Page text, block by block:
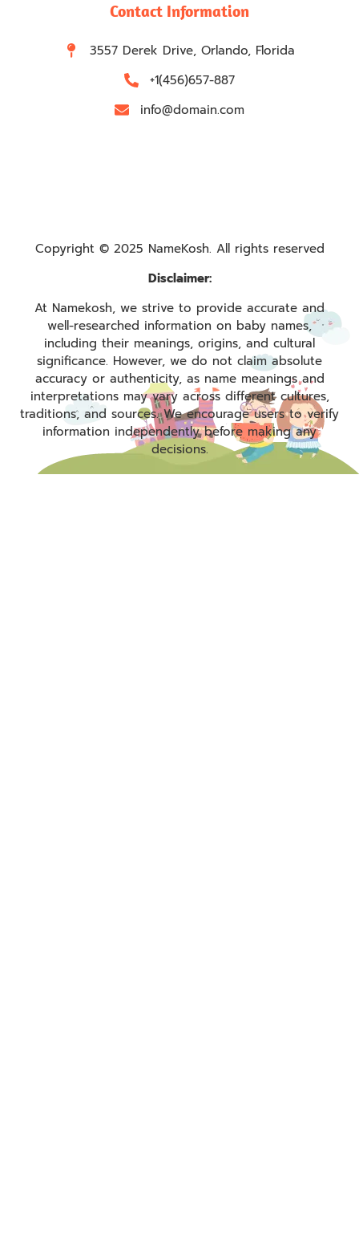
Contact Information
3557 Derek Drive, Orlando, Florida
+1(456)657-887
info@domain.com
Copyright © 2025 NameKosh. All rights reserved
Disclaimer:
At Namekosh, we strive to provide accurate and
well-researched information on baby names,
including their meanings, origins, and cultural
significance. However, we do not claim absolute
accuracy or authenticity, as name meanings and
interpretations may vary across different cultures,
traditions, and sources. We encourage users to verify
information independently before making any
decisions.